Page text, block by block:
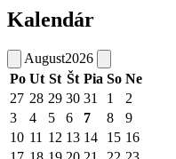
Kalendár
August2026
Po Ut St Št Pia So Ne
27 28 29 30 31 1
2
3
4 5 6 7 8
9
10 11 12 13 14 15 16